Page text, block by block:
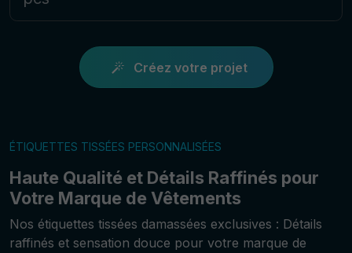
Créez votre projet
ÉTIQUETTES TISSÉES PERSONNALISÉES
Haute Qualité et Détails Raffinés pour
Votre Marque de Vêtements
Nos étiquettes tissées damassées exclusives : Détails
raffinés et sensation douce pour votre marque de